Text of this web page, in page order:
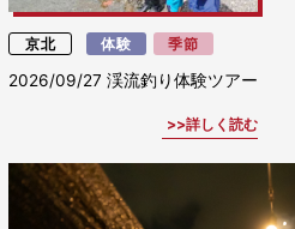
京北 体験 季節
2026/09/27渓流釣り体験ツアー
詳しく読む